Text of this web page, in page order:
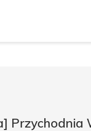
Przychodnia